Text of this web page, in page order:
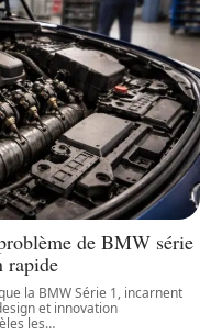
de BMW série
rapide
la BMW Série 1, incarnent
et innovation
les…